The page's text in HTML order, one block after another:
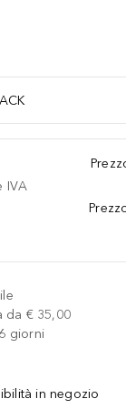
IVA
da € 35,00
giorni
AL CARRELLO
in negozio